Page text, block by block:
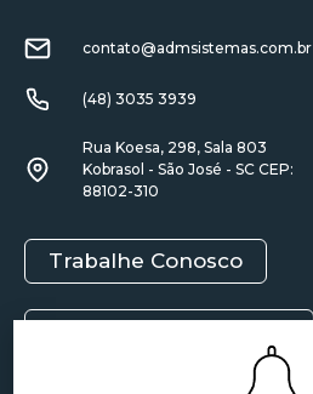
contato@admsistemas.com.br
(48) 3035 3939
Rua Koesa, 298, Sala 803
Kobrasol - São José - SC CEP:
88102-310
Trabalhe Conosco